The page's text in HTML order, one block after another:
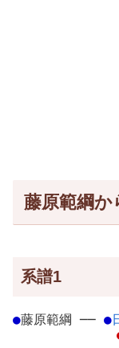
藤原範綱か
系譜1
●藤原範綱 ── ●